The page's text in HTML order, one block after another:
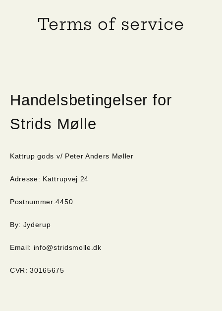
Terms of service
Handelsbetingelser for
Strids Mølle
Kattrup gods v/ Peter Anders Møller
Adresse: Kattrupvej 24
Postnummer:4450
By: Jyderup
Email: info@stridsmolle.dk
CVR: 30165675